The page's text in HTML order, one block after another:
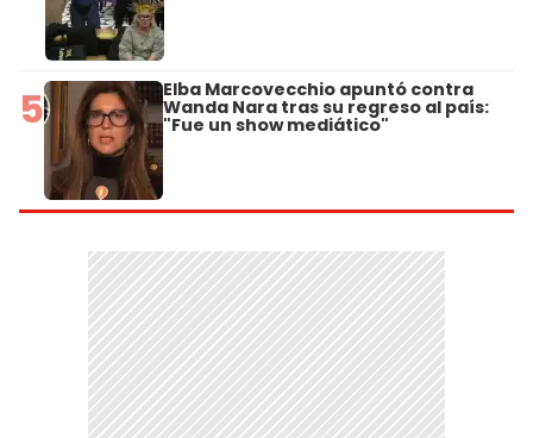
5 Elba Marcovecchio apuntó contra
Wanda Nara tras su regreso al país:
"Fue un show mediático"